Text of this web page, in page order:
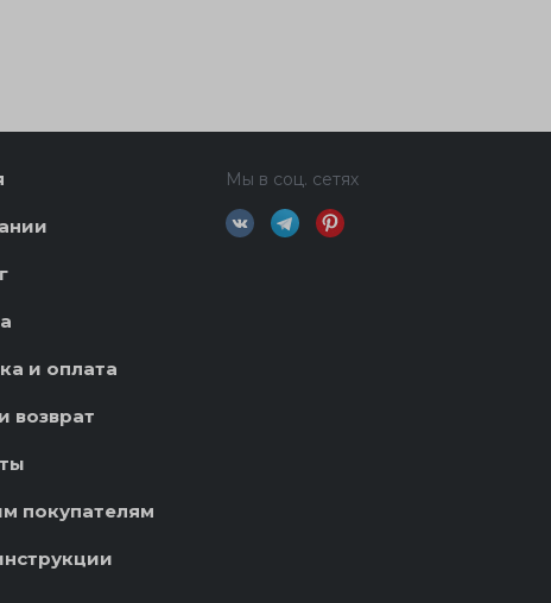
и оплата
возврат
покупателям
Мы в соц. сетях